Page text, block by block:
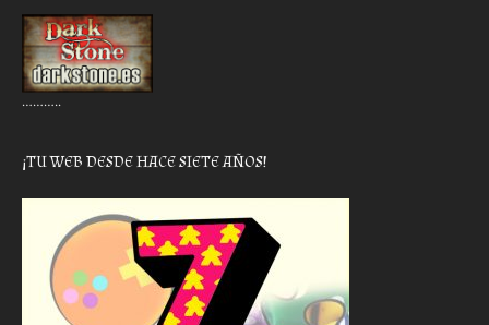
………..
¡TU WEB DESDE HACE SIETE AÑOS!